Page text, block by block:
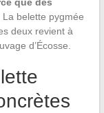
La belette pygmée
deux revient à
d’Écosse.